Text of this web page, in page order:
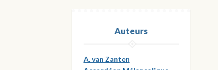
Auteurs
A. van Zanten